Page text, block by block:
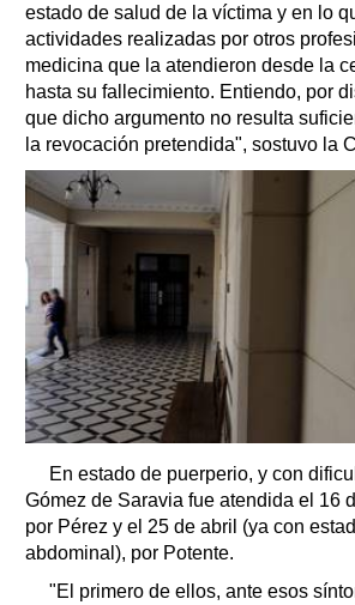
estado de salud de la víctima y en lo
actividades realizadas por otros
medicina que la atendieron desde la
hasta su fallecimiento. Entiendo, por
que dicho argumento no resulta
la revocación pretendida", sostuvo la
En estado de puerperio, y con
Gómez de Saravia fue atendida el 16
por Pérez y el 25 de abril (ya con
abdominal), por Potente.
"El primero de ellos, ante esos